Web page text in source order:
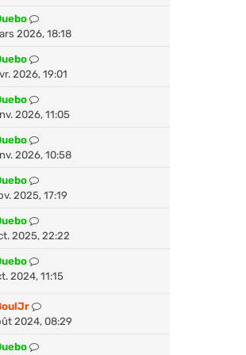
2026, 18:18
2026, 19:01
2026, 11:05
2026, 10:58
2025, 17:19
2025, 22:22
2024, 11:15
2024, 08:29